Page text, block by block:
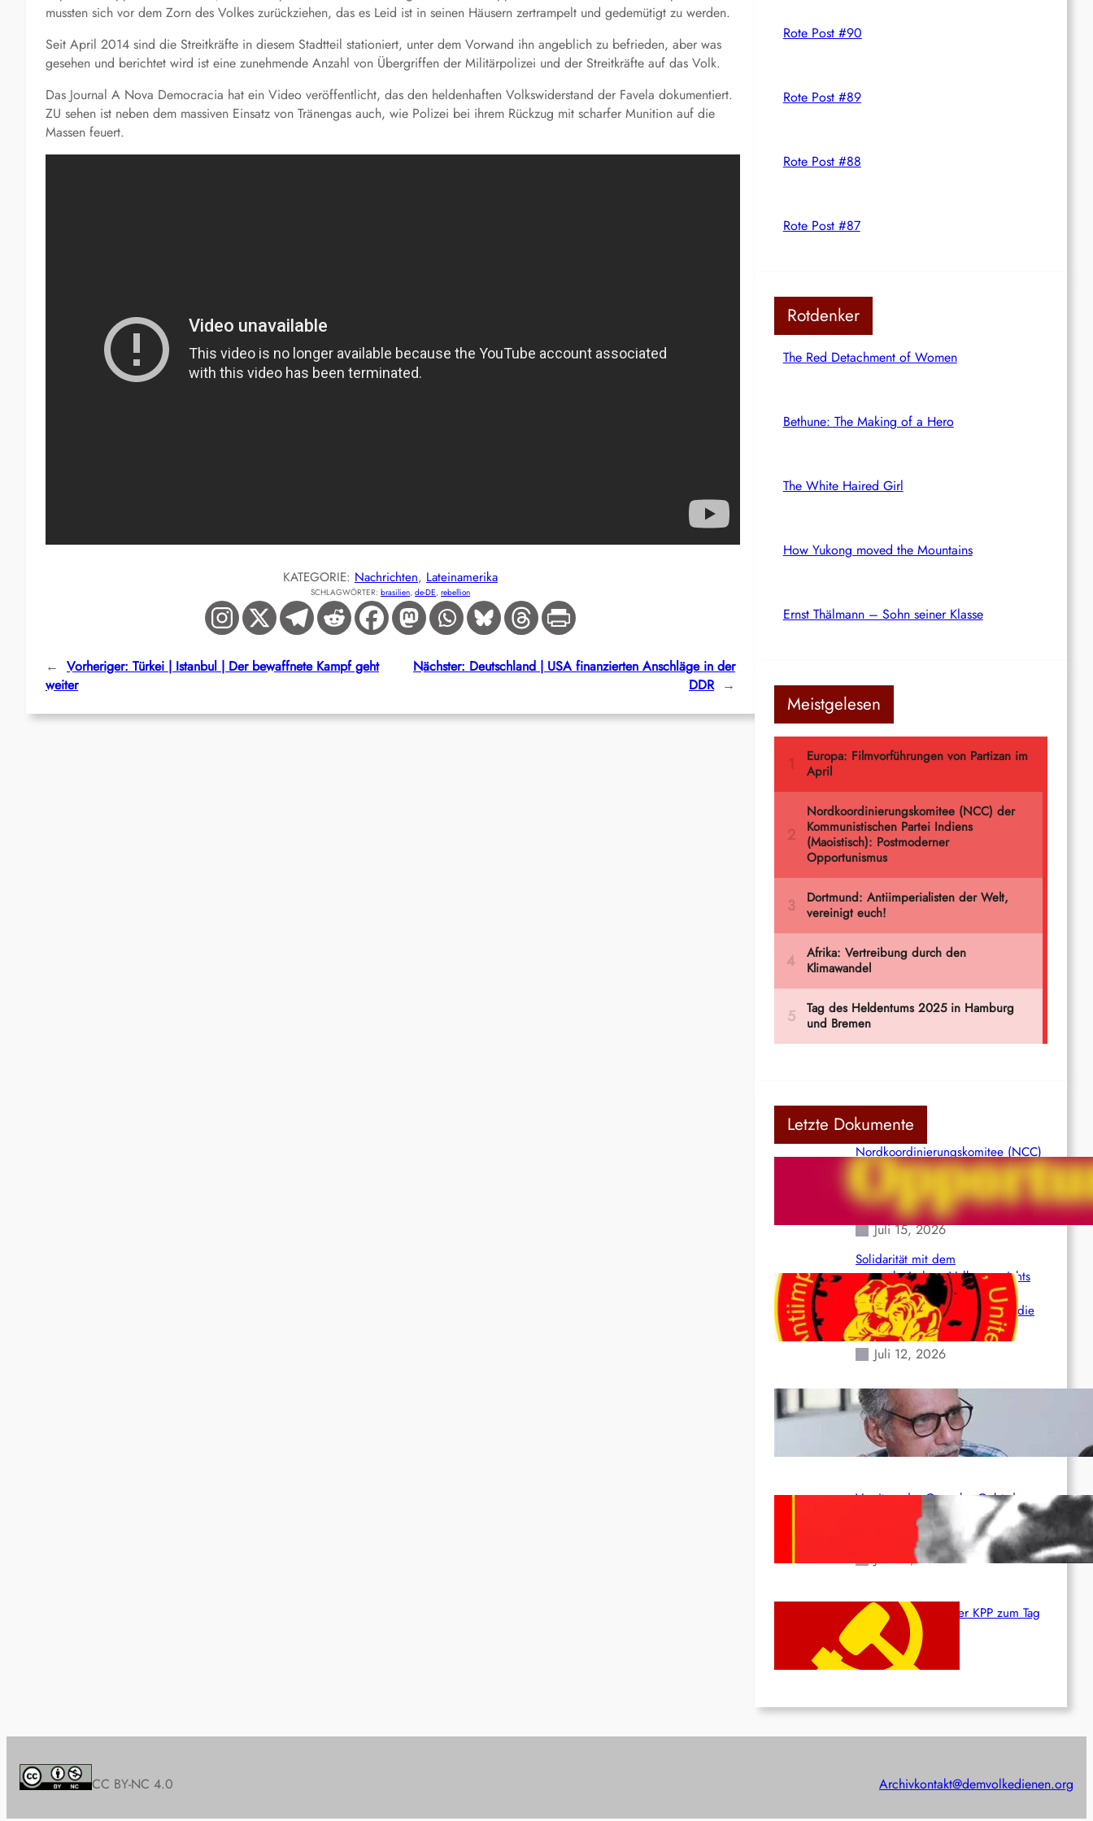
mussten sich vor dem Zorn des Volkes zurückziehen, das es Leid ist in seinen Häusern zertrampelt und gedemütigt zu werden.
Seit April 2014 sind die Streitkräfte in diesem Stadtteil stationiert, unter dem Vorwand ihn angeblich zu befrieden, aber was
gesehen und berichtet wird ist eine zunehmende Anzahl von Übergriffen der Militärpolizei und der Streitkräfte auf das Volk.
Das Journal A Nova Democracia hat ein Video veröffentlicht, das den heldenhaften Volkswiderstand der Favela dokumentiert.
ZU sehen ist neben dem massiven Einsatz von Tränengas auch, wie Polizei bei ihrem Rückzug mit scharfer Munition auf die
Massen feuert.
KATEGORIE: Nachrichten, Lateinamerika
SCHLAGWÖRTER: brasilien, de-DE, rebellion
← Vorheriger: Türkei | Istanbul | Der bewaffnete Kampf geht
weiter
Nächster: Deutschland | USA finanzierten Anschläge in der
DDR →
Rote Post #90
Rote Post #89
Rote Post #88
Rote Post #87
Rotdenker
The Red Detachment of Women
Bethune: The Making of a Hero
The White Haired Girl
How Yukong moved the Mountains
Ernst Thälmann – Sohn seiner Klasse
Meistgelesen
Letzte Dokumente
Nordkoordinierungskomitee (NCC)
der Kommunistischen Partei Indiens
(Maoistisch): Postmoderner
Opportunismus
Juli 15, 2026
Solidarität mit dem
venezolanischem Volk angesichts
der verlorenen Leben und der
katastrophalen Situation durch die
Erdbeben des 24. Juni!
Juli 12, 2026
Indien: „Die Politik der
Kapitulation“ von K. Murali (Ajith)
Juli 1, 2026
Vorsitzender Gonzalo: Gebt das
Leben für die Partei und die
Juni 19, 2026
Beschluss des ZK der KPP zum Tag
des Heldentums
Juni 19, 2026
CC BY-NC 4.0 Archivkontakt@demvolkedienen.org